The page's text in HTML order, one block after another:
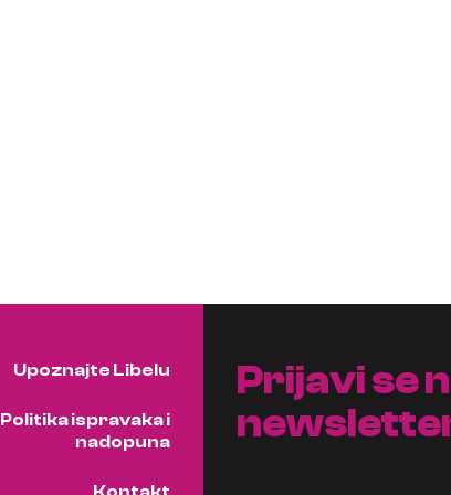
Upoznajte Libelu
Politika ispravaka i
nadopuna
Prijavi se